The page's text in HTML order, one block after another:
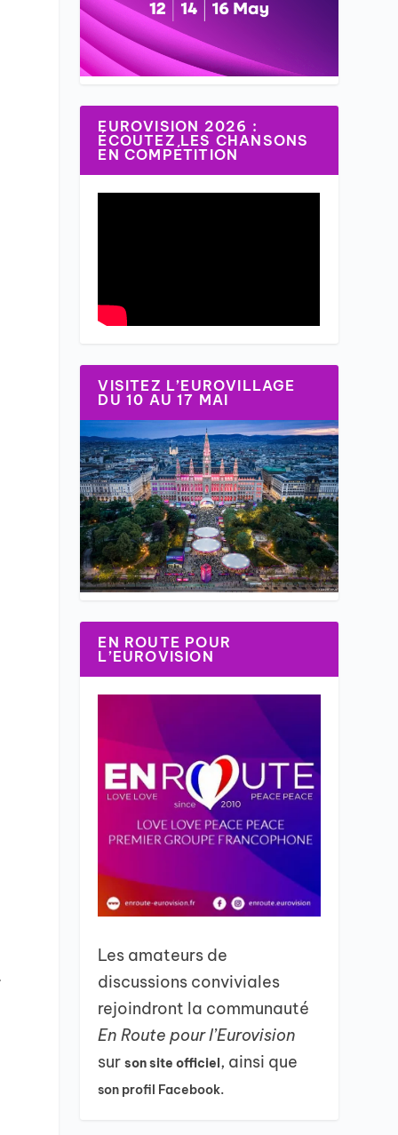
EUROVISION 2026 :
ÉCOUTEZ LES CHANSONS
EN COMPÉTITION
VISITEZ L’EUROVILLAGE
DU 10 AU 17 MAI
EN ROUTE POUR
L’EUROVISION
Les amateurs de
discussions conviviales
rejoindront la communauté
En Route pour l’Eurovision
surson site officiel, ainsi que
son profil Facebook.